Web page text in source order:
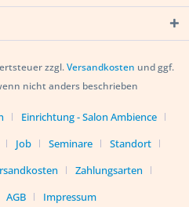
zzgl.Versandkosten und ggf.
nicht anders beschrieben
Einrichtung - Salon Ambience
Job Seminare
Standort
Zahlungsarten
AGB
Impressum